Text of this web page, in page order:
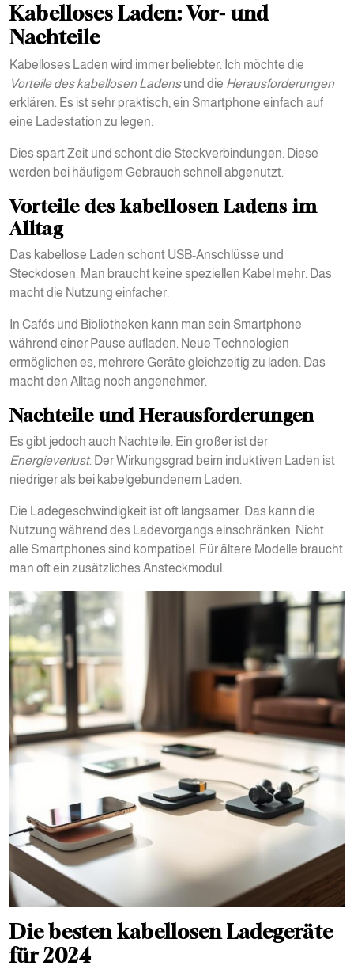
Kabelloses Laden: Vor- und
Nachteile
Kabelloses Laden wird immer beliebter. Ich möchte die
Vorteile des kabellosen Ladensund die Herausforderungen
erklären. Es ist sehr praktisch, ein Smartphone einfach auf
eine Ladestation zu legen.
Dies spart Zeit und schont die Steckverbindungen. Diese
werden bei häufigem Gebrauch schnell abgenutzt.
Vorteile des kabellosen Ladens im
Alltag
Das kabellose Laden schont USB-Anschlüsse und
Steckdosen. Man braucht keine speziellen Kabel mehr. Das
macht die Nutzung einfacher.
In Cafés und Bibliotheken kann man sein Smartphone
während einer Pause aufladen. Neue Technologien
ermöglichen es, mehrere Geräte gleichzeitig zu laden. Das
macht den Alltag noch angenehmer.
Nachteile und Herausforderungen
Es gibt jedoch auch Nachteile. Ein großer ist der
Energieverlust. Der Wirkungsgrad beim induktiven Laden ist
niedriger als bei kabelgebundenem Laden.
Die Ladegeschwindigkeit ist oft langsamer. Das kann die
Nutzung während des Ladevorgangs einschränken. Nicht
alle Smartphones sind kompatibel. Für ältere Modelle braucht
man oft ein zusätzliches Ansteckmodul.
Die besten kabellosen Ladegeräte
für 2024